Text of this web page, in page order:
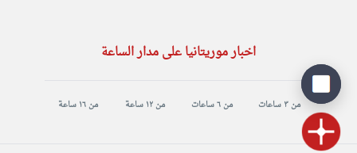
اخبار موريتانيا على مدار الساعة
من ٣ ساعات من ٦ ساعات من ١٢ ساعة من ١٦ ساعة